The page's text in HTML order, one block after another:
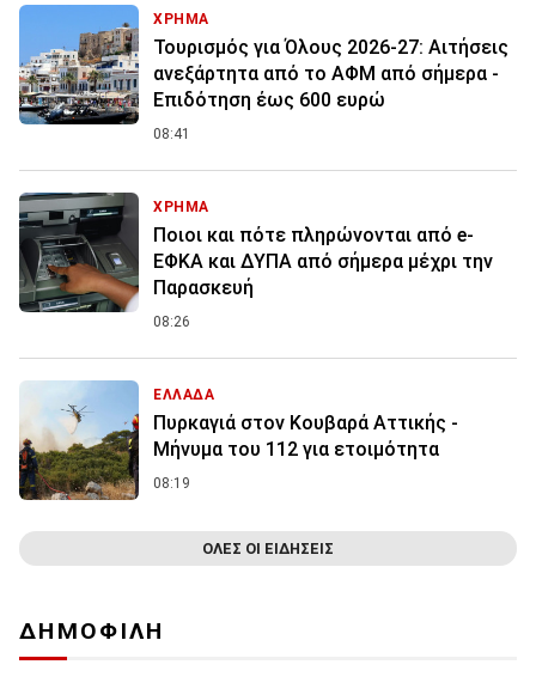
ΧΡΗΜΑ
Τουρισμός για Όλους 2026-27: Αιτήσεις
ανεξάρτητα από το ΑΦΜ από σήμερα -
Επιδότηση έως 600 ευρώ
08:41
ΧΡΗΜΑ
Ποιοι και πότε πληρώνονται από e-
ΕΦΚΑ και ΔΥΠΑ από σήμερα μέχρι την
Παρασκευή
08:26
ΕΛΛΑΔΑ
Πυρκαγιά στον Κουβαρά Αττικής -
Μήνυμα του 112 για ετοιμότητα
08:19
ΟΛΕΣ ΟΙ ΕΙΔΗΣΕΙΣ
ΔΗΜΟΦΙΛΗ